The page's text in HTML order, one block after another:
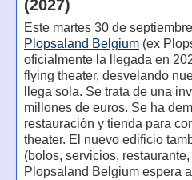
(2027)
Este martes 30 de
Plopsaland Belgium(ex
oficialmente la llegada en
flying theater, desvelando
llega sola. Se trata de una
millones de euros. Se ha
restauración y tienda para
theater. El nuevo edificio
(bolos, servicios,
Plopsaland Belgium espera